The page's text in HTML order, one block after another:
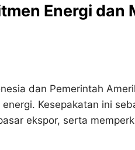
Energi dan
dan Pemerintah
Kesepakatan ini
ekspor, serta